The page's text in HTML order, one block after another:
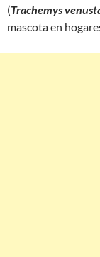
(Trachemys
mascota en